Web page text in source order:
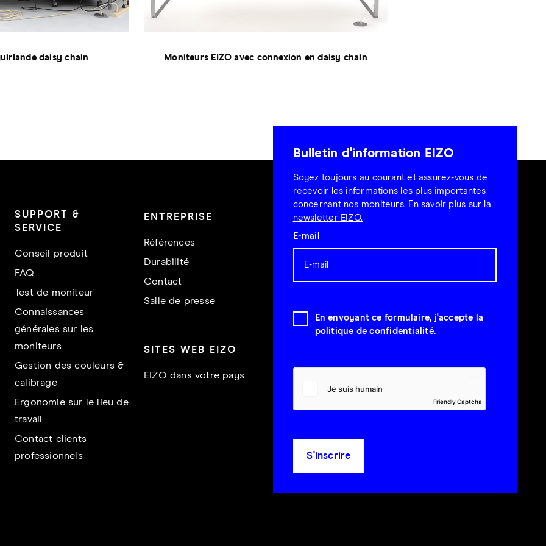
daisy chain Moniteurs EIZO avec connexion en daisy chain
Bulletin d'information EIZO
Soyez toujours au courant et assurez-vous de
recevoir les informations les plus importantes
concernant nos moniteurs. En savoir plus sur la
newsletter EIZO.
E-mail
En envoyant ce formulaire, j'accepte la
politique de confidentialité.
Friendly Captcha
S'inscrire
SUPPORT &
SERVICE
Conseil produit
FAQ
Test de moniteur
Connaissances
générales sur les
moniteurs
Gestion des couleurs &
calibrage
Ergonomie sur le lieu de
travail
Contact clients
professionnels
ENTREPRISE
Références
Durabilité
Contact
Salle de presse
SITES WEB EIZO
EIZO dans votre pays